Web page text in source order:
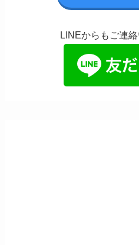
LINEからもご連絡